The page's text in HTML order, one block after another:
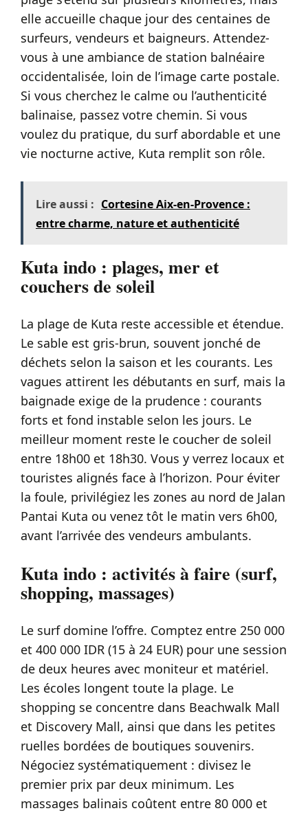
elle accueille chaque jour des centaines de
surfeurs, vendeurs et baigneurs. Attendez-
vous à une ambiance de station balnéaire
occidentalisée, loin de l’image carte postale.
Si vous cherchez le calme ou l’authenticité
balinaise, passez votre chemin. Si vous
voulez du pratique, du surf abordable et une
vie nocturne active, Kuta remplit son rôle.
Lire aussi : Cortesine Aix-en-Provence :
entre charme, nature et authenticité
Kuta indo : plages, mer et
couchers de soleil
La plage de Kuta reste accessible et étendue.
Le sable est gris-brun, souvent jonché de
déchets selon la saison et les courants. Les
vagues attirent les débutants en surf, mais la
baignade exige de la prudence : courants
forts et fond instable selon les jours. Le
meilleur moment reste le coucher de soleil
entre 18h00 et 18h30. Vous y verrez locaux et
touristes alignés face à l’horizon. Pour éviter
la foule, privilégiez les zones au nord de Jalan
Pantai Kuta ou venez tôt le matin vers 6h00,
avant l’arrivée des vendeurs ambulants.
Kuta indo : activités à faire (surf,
shopping, massages)
Le surf domine l’offre. Comptez entre 250 000
et 400 000 IDR (15 à 24 EUR) pour une session
de deux heures avec moniteur et matériel.
Les écoles longent toute la plage. Le
shopping se concentre dans Beachwalk Mall
et Discovery Mall, ainsi que dans les petites
ruelles bordées de boutiques souvenirs.
Négociez systématiquement : divisez le
premier prix par deux minimum. Les
massages balinais coûtent entre 80 000 et